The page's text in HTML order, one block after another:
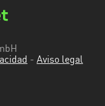
- Aviso legal